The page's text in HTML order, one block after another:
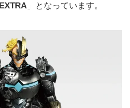
」となっています。